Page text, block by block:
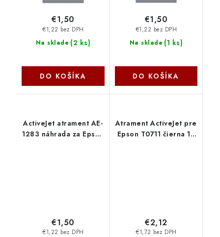
Na sklade (2 ks)
€1,22 bez DPH
€1,50
DO KOŠÍKA
Na sklade (1 ks)
€1,22 bez DPH
€1,50
DO KOŠÍKA
ActiveJet atrament AE-
1283 náhrada za Epson
€1,22 bez DPH
€1,50
Atrament ActiveJet pre
Epson T0711 čierna 10
€1,72 bez DPH
€2,12